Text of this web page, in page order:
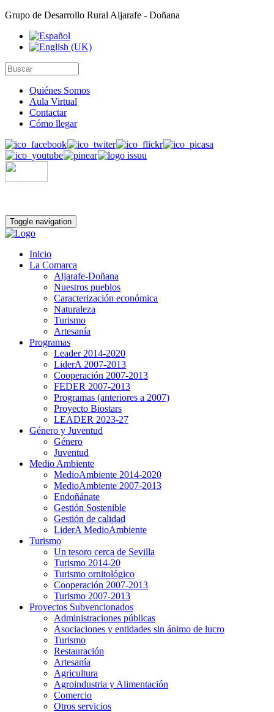
Grupo de Desarrollo Rural Aljarafe - Doñana
Quiénes Somos
Aula Virtual
Contactar
Cómo llegar
Toggle navigation
Inicio
La Comarca
Aljarafe-Doñana
Nuestros pueblos
Caracterización económica
Naturaleza
Turismo
Artesanía
Programas
Leader 2014-2020
LiderA 2007-2013
Cooperación 2007-2013
FEDER 2007-2013
Programas (anteriores a 2007)
Proyecto Biostars
LEADER 2023-27
Género y Juventud
Género
Juventud
Medio Ambiente
MedioAmbiente 2014-2020
MedioAmbiente 2007-2013
Endoñánate
Gestión Sostenible
Gestión de calidad
LiderA MedioAmbiente
Turismo
Un tesoro cerca de Sevilla
Turismo 2014-20
Turismo ornitológico
Cooperación 2007-2013
Turismo 2007-2013
Proyectos Subvencionados
Administraciones públicas
Asociaciones y entidades sin ánimo de lucro
Turismo
Restauración
Artesanía
Agricultura
Agroindustria y Alimentación
Comercio
Otros servicios